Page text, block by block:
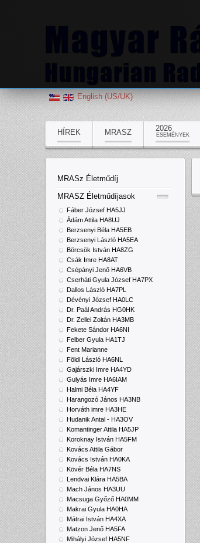
English (US/UK)
HÍREK MRASZ 2026
ESEMÉNYEK
MRASz Életműdíj
MRASZ Életműdíjasok
Fáber József HA5JJ
Ádám Attila HA8UJ
Berzsenyi Béla HA5EB
Berzsenyi László HA5EA
Börcsök István HA8ZG
Csák Imre HA8AT
Csépányi Jenő HA6VB
Cserháti Gyula József HA7PX
Dallos László HA7PL
Dévényi József HA0LC
Dr. Paál András HG0HK
Dr. Zellei Zoltán HA3MB
Fekete Sándor HA6NI
Felber Gyula HA1TJ
Fent Marianne
Földi László HA6NL
Gajárszki Imre HA4YD
Gulyás Imre HA6IAM
Halmi Béla HA4YF
Harangozó János HA3NB
Horváth imre HA3HE
Hudanik Antal - HA3OV
Komantinger Attila HA5JP
Koroknay István HA5FM
Kovács Attila Gábor
Kovács István HA0KA
Kövér Béla HA7NS
Lendvai Klára HA5BA
Mach János HA3UU
Macsuga Győző HA0MM
Makrai Gyula HA0HA
Mátrai István HA4XA
Matzon Jenő HA5FA
Mihályi József HA5NF